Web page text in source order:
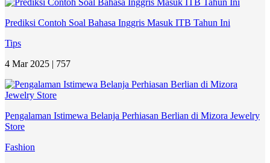
Prediksi Contoh Soal Bahasa Inggris Masuk ITB Tahun Ini
Tips
4 Mar 2025 | 757
Pengalaman Istimewa Belanja Perhiasan Berlian di Mizora Jewelry
Store
Fashion